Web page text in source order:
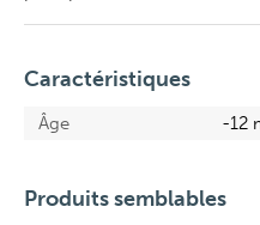
Caractéristiques
Âge -12
Produits semblables